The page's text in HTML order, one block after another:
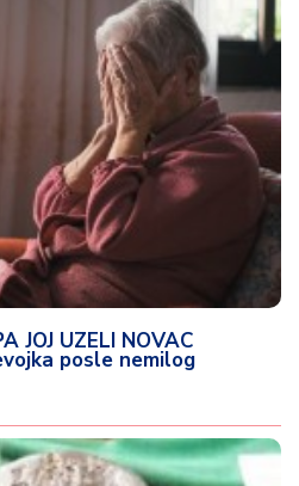
JOJ UZELI NOVAC
posle nemilog